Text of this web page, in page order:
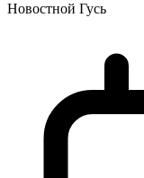
Новостной Гусь